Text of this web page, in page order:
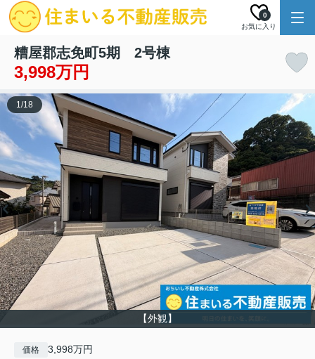
お気に入り
0
糟屋郡志免町5期 2号棟
3,998万円
【外観】
1/18
価格 3,998万円